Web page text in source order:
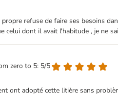
refuse de faire ses besoins
celui dont il avait l'habitude , je ne
zero to 5: 5/5
ont adopté cette litière sans